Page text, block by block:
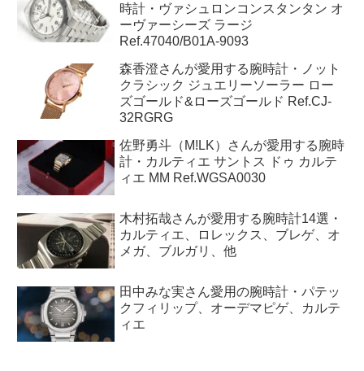
時計・ヴァシュロンコンスタンタン オ
ーヴァーシーズ ラージ
Ref.47040/B01A-9093
森香澄さんが愛用する腕時計・ノット
クラシック ジュエリーソーラー ロー
ズゴールド&ローズゴールド Ref.CJ-
32RGRG
佐野勇斗（M!LK）さんが愛用する腕時
計・カルティエ サントス ドゥ カルテ
ィエ MM Ref.WGSA0030
木村拓哉さんが愛用する腕時計14選・
カルティエ、ロレックス、ブレゲ、オ
メガ、ブルガリ、他
田中みな実さん愛用の腕時計・パテッ
クフィリップ、オーデマピゲ、カルテ
ィエ